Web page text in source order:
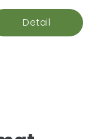
Detail
čistotou přes 99
špičkový